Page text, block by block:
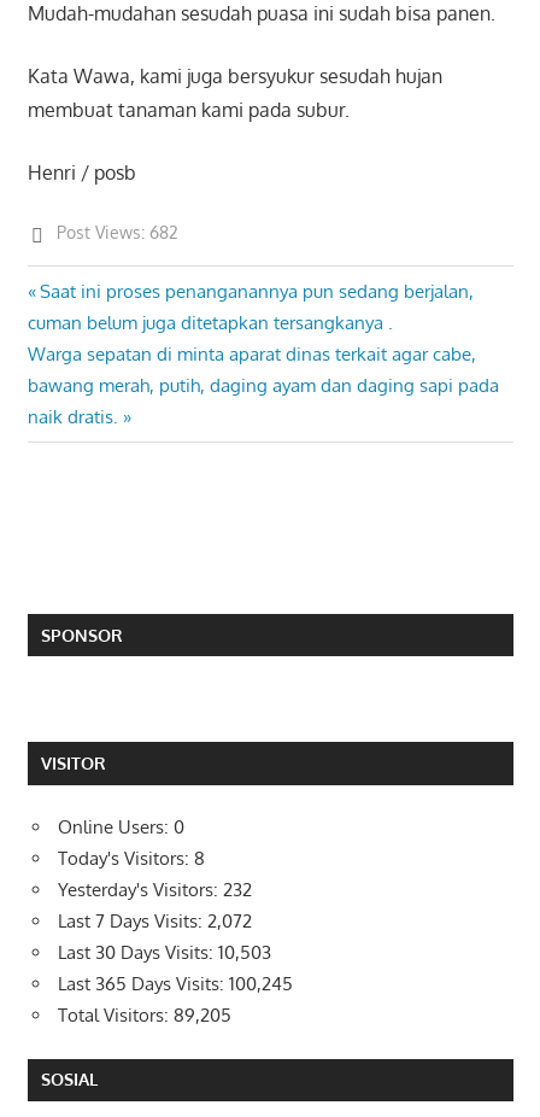
Mudah-mudahan sesudah puasa ini sudah bisa panen.
Kata Wawa, kami juga bersyukur sesudah hujan
membuat tanaman kami pada subur.
Henri / posb
Post Views: 682
Post
navigation
Previous
Post:
Saat ini proses penanganannya pun sedang berjalan,
cuman belum juga ditetapkan tersangkanya .
Next
Post:
Warga sepatan di minta aparat dinas terkait agar cabe,
bawang merah, putih, daging ayam dan daging sapi pada
naik dratis.
SPONSOR
VISITOR
Online Users: 0
Today's Visitors: 8
Yesterday's Visitors: 232
Last 7 Days Visits: 2,072
Last 30 Days Visits: 10,503
Last 365 Days Visits: 100,245
Total Visitors: 89,205
SOSIAL